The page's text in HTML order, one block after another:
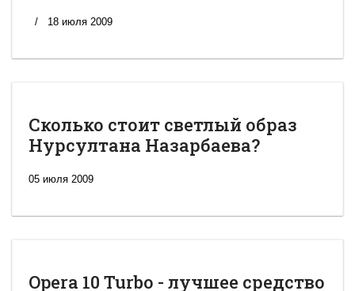
18 июля 2009
Сколько стоит светлый образ
Нурсултана Назарбаева?
05 июля 2009
Opera 10 Turbo - лучшее средство